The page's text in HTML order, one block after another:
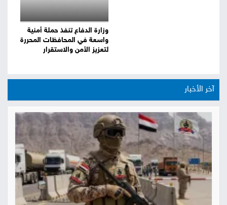
وزارة الدفاع تنفذ حملة أمنية
واسعة في المحافظات المحررة
لتعزيز الأمن والاستقرار
آخر الأخبار